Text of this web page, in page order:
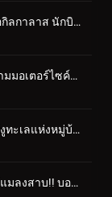
ตอนที่ 52 ฉันชื่อกิลกาลาส นักบินอวกาศลึกลับ
ตอนที่ 53 สงครามมอเตอร์ไซค์พร้อมตายของ Monster Jaguarman
ตอนที่ 54 มนุษย์งูทะเลแห่งหมู่บ้านผี
ตอนที่ 55 มนุษย์แมลงสาบ!! บอลลูนโฆษณาแบคทีเรียที่น่าสะพรึงกลัว